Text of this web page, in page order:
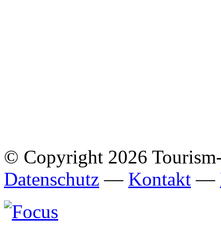
© Copyright 2026
Datenschutz — Kontakt —